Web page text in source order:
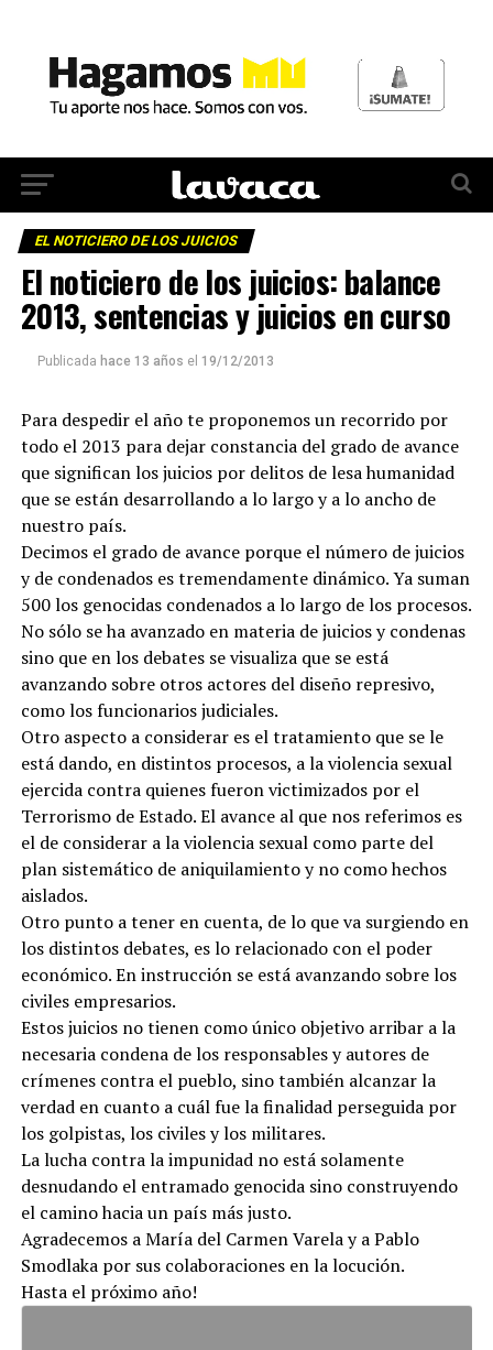
EL NOTICIERO DE LOS JUICIOS
El noticiero de los juicios: balance
2013, sentencias y juicios en curso
Publicada hace 13 años el 19/12/2013
Para despedir el año te proponemos un recorrido por
todo el 2013 para dejar constancia del grado de avance
que significan los juicios por delitos de lesa humanidad
que se están desarrollando a lo largo y a lo ancho de
nuestro país.
Decimos el grado de avance porque el número de juicios
y de condenados es tremendamente dinámico. Ya suman
500 los genocidas condenados a lo largo de los procesos.
No sólo se ha avanzado en materia de juicios y condenas
sino que en los debates se visualiza que se está
avanzando sobre otros actores del diseño represivo,
como los funcionarios judiciales.
Otro aspecto a considerar es el tratamiento que se le
está dando, en distintos procesos, a la violencia sexual
ejercida contra quienes fueron victimizados por el
Terrorismo de Estado. El avance al que nos referimos es
el de considerar a la violencia sexual como parte del
plan sistemático de aniquilamiento y no como hechos
aislados.
Otro punto a tener en cuenta, de lo que va surgiendo en
los distintos debates, es lo relacionado con el poder
económico. En instrucción se está avanzando sobre los
civiles empresarios.
Estos juicios no tienen como único objetivo arribar a la
necesaria condena de los responsables y autores de
crímenes contra el pueblo, sino también alcanzar la
verdad en cuanto a cuál fue la finalidad perseguida por
los golpistas, los civiles y los militares.
La lucha contra la impunidad no está solamente
desnudando el entramado genocida sino construyendo
el camino hacia un país más justo.
Agradecemos a María del Carmen Varela y a Pablo
Smodlaka por sus colaboraciones en la locución.
Hasta el próximo año!